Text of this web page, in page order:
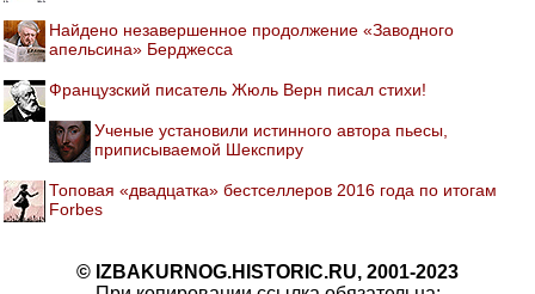
Найдено незавершенное продолжение «Заводного
апельсина» Берджесса
Французский писатель Жюль Верн писал стихи!
Ученые установили истинного автора пьесы,
приписываемой Шекспиру
Топовая «двадцатка» бестселлеров 2016 года по итогам
Forbes
© IZBAKURNOG.HISTORIC.RU, 2001-2023